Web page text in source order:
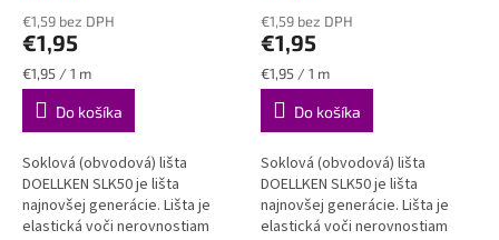
DOELLKEN SLK50
produktu
je
5,0
z
hviezdičiek.
€1,59 bez DPH
€1,95
Jednotková
cena:
€1,95 / 1 m
Do košíka
Soklová (obvodová) lišta
DOELLKEN SLK50 je lišta
najnovšej generácie. Lišta je
elastická voči nerovnostiam
plastová obvodová lišta
DOELLKEN SLK50
produktu
je
4,5
z
hviezdičiek.
€1,59 bez DPH
€1,95
Jednotková
cena:
€1,95 / 1 m
Do košíka
Soklová (obvodová) lišta
DOELLKEN SLK50 je lišta
najnovšej generácie. Lišta je
elastická voči nerovnostiam